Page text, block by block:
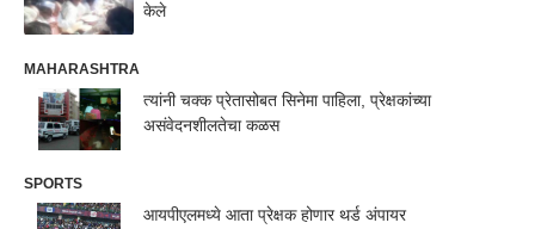
केले
MAHARASHTRA
त्यांनी चक्क प्रेतासोबत सिनेमा पाहिला, प्रेक्षकांच्या
असंवेदनशीलतेचा कळस
SPORTS
आयपीएलमध्ये आता प्रेक्षक होणार थर्ड अंपायर